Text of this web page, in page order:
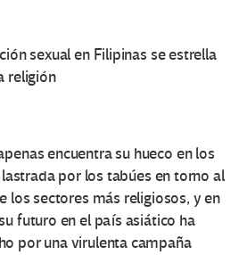
sexual en Filipinas se estrella
religión
encuentra su hueco en los
por los tabúes en torno al
los sectores más religiosos, y en
futuro en el país asiático ha
por una virulenta campaña